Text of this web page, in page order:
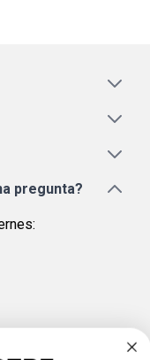
pregunta?